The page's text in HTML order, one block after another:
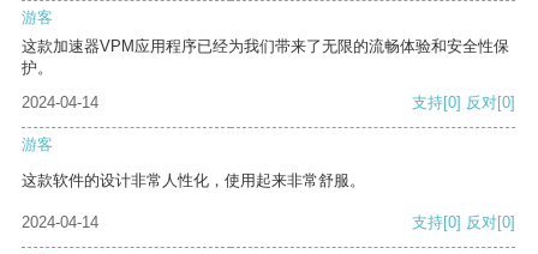
游客
这款加速器VPM应用程序已经为我们带来了无限的流畅体验和安全性保
护。
2024-04-14
支持[0] 反对[0]
游客
这款软件的设计非常人性化，使用起来非常舒服。
2024-04-14 支持[0] 反对[0]